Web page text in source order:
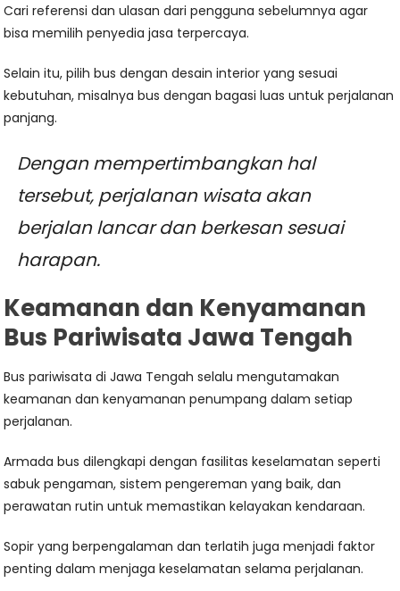
Cari referensi dan ulasan dari pengguna sebelumnya agar
bisa memilih penyedia jasa terpercaya.
Selain itu, pilih bus dengan desain interior yang sesuai
kebutuhan, misalnya bus dengan bagasi luas untuk perjalanan
panjang.
Dengan mempertimbangkan hal
tersebut, perjalanan wisata akan
berjalan lancar dan berkesan sesuai
harapan.
Keamanan dan Kenyamanan
Bus Pariwisata Jawa Tengah
Bus pariwisata di Jawa Tengah selalu mengutamakan
keamanan dan kenyamanan penumpang dalam setiap
perjalanan.
Armada bus dilengkapi dengan fasilitas keselamatan seperti
sabuk pengaman, sistem pengereman yang baik, dan
perawatan rutin untuk memastikan kelayakan kendaraan.
Sopir yang berpengalaman dan terlatih juga menjadi faktor
penting dalam menjaga keselamatan selama perjalanan.